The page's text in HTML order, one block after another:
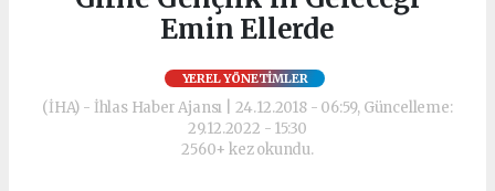
Emin Ellerde
YEREL YÖNETİMLER
(İHA) - İhlas Haber Ajansı | 24.12.2018 - 06:59, Güncelleme:
29.12.2022 - 15:30
2560+ kez okundu.